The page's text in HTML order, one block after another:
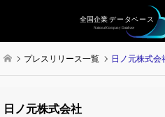
プレスリリース一覧 日ノ元株式会
日ノ元株式会社